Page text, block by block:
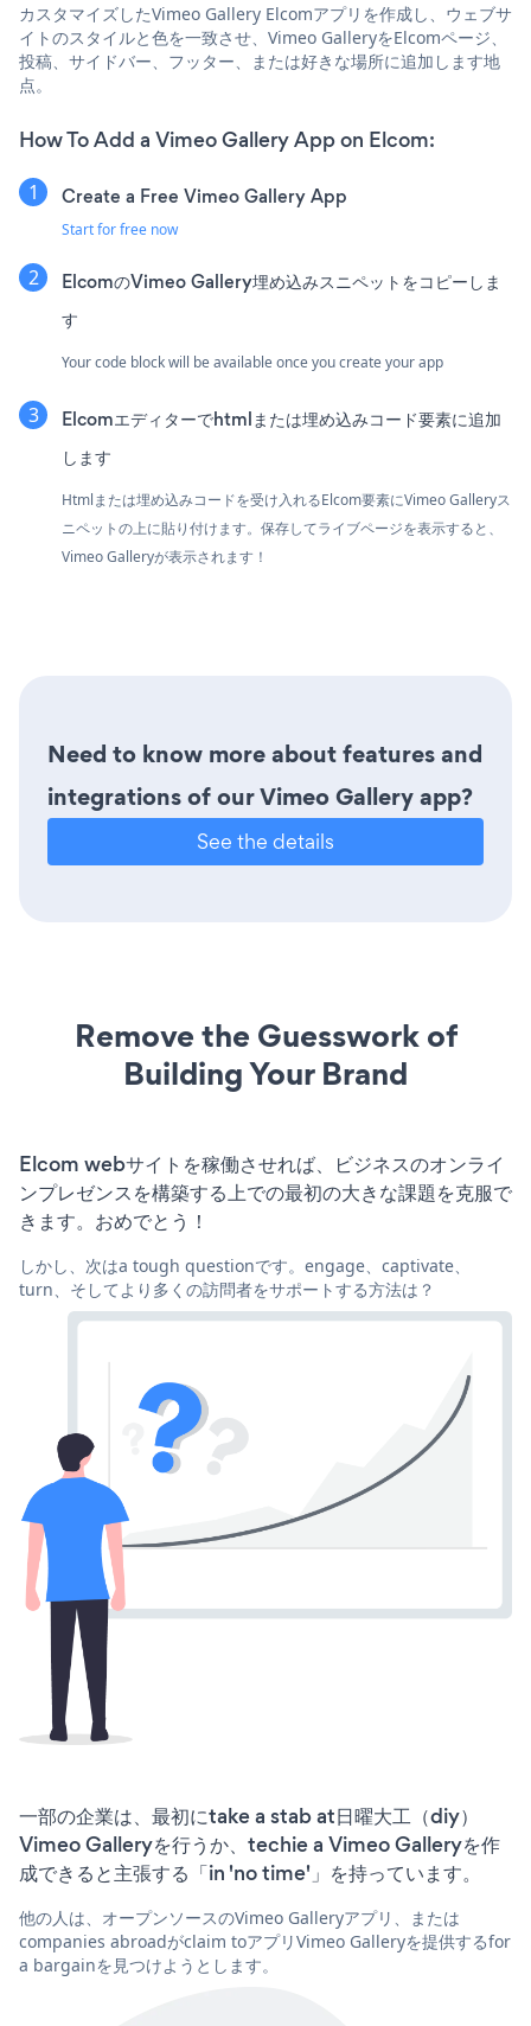
カスタマイズしたVimeo Gallery Elcomアプリを作成し、ウェブサ
イトのスタイルと色を一致させ、Vimeo GalleryをElcomページ、
投稿、サイドバー、フッター、または好きな場所に追加します地
点。
How To Add a Vimeo Gallery App on Elcom:
Create a Free Vimeo Gallery App
Start for free now
ElcomのVimeo Gallery埋め込みスニペットをコピーしま
す
Your code block will be available once you create your app
Elcomエディターでhtmlまたは埋め込みコード要素に追加
します
Htmlまたは埋め込みコードを受け入れるElcom要素にVimeo Galleryス
ニペットの上に貼り付けます。保存してライブページを表示すると、
Vimeo Galleryが表示されます！
Need to know more about features and
integrations of our Vimeo Gallery app?
See the details
Remove the Guesswork of
Building Your Brand
Elcom webサイトを稼働させれば、ビジネスのオンライ
ンプレゼンスを構築する上での最初の大きな課題を克服で
きます。おめでとう！
しかし、次はa tough questionです。engage、captivate、
turn、そしてより多くの訪問者をサポートする方法は？
一部の企業は、最初にtake a stab at日曜大工（diy）
Vimeo Galleryを行うか、techie a Vimeo Galleryを作
成できると主張する「in 'no time'」を持っています。
他の人は、オープンソースのVimeo Galleryアプリ、または
companies abroadがclaim toアプリVimeo Galleryを提供するfor
a bargainを見つけようとします。